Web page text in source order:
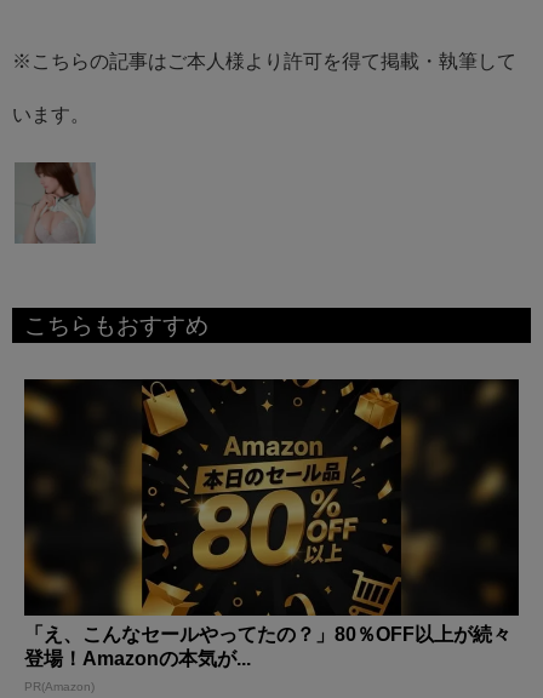
※こちらの記事はご本人様より許可を得て掲載・執筆して
います。
こちらもおすすめ
「え、こんなセールやってたの？」80％OFF以上が続々
登場！Amazonの本気が...
PR(Amazon)